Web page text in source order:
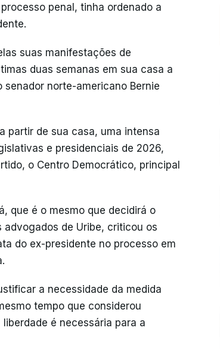
penal, tinha ordenado a
suas manifestações de
duas semanas em sua casa a
norte-americano Bernie
partir de sua casa, uma intensa
e presidenciais de 2026,
o Centro Democrático, principal
que é o mesmo que decidirá o
de Uribe, criticou os
do ex-presidente no processo em
a necessidade da medida
tempo que considerou
é necessária para a